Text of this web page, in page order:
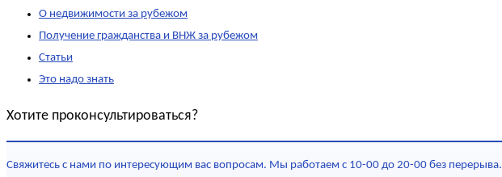
О недвижимости за рубежом
Получение гражданства и ВНЖ за рубежом
Статьи
Это надо знать
Хотите проконсультироваться?
Свяжитесь с нами по интересующим вас вопросам. Мы работаем с 10-00 до 20-00 без перерыва.